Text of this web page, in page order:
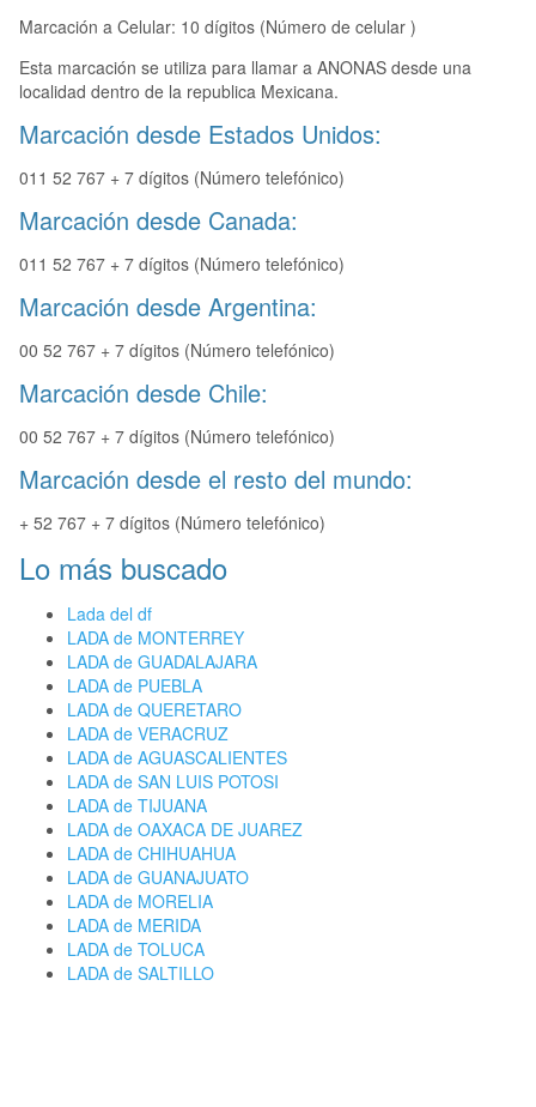
Marcación a Celular: 10 dígitos (Número de celular )
Esta marcación se utiliza para llamar a ANONAS desde una
localidad dentro de la republica Mexicana.
Marcación desde Estados Unidos:
011 52 767 + 7 dígitos (Número telefónico)
Marcación desde Canada:
011 52 767 + 7 dígitos (Número telefónico)
Marcación desde Argentina:
00 52 767 + 7 dígitos (Número telefónico)
Marcación desde Chile:
00 52 767 + 7 dígitos (Número telefónico)
Marcación desde el resto del mundo:
+ 52 767 + 7 dígitos (Número telefónico)
Lo más buscado
Lada del df
LADA de MONTERREY
LADA de GUADALAJARA
LADA de PUEBLA
LADA de QUERETARO
LADA de VERACRUZ
LADA de AGUASCALIENTES
LADA de SAN LUIS POTOSI
LADA de TIJUANA
LADA de OAXACA DE JUAREZ
LADA de CHIHUAHUA
LADA de GUANAJUATO
LADA de MORELIA
LADA de MERIDA
LADA de TOLUCA
LADA de SALTILLO